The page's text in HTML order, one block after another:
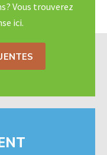
Vous trouverez
ici.